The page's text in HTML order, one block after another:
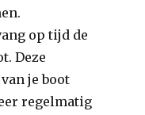
op tijd de
Deze
je boot
regelmatig